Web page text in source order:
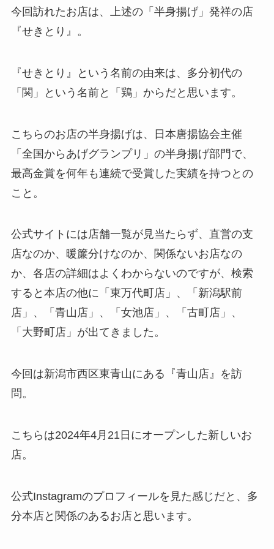
今回訪れたお店は、上述の「半身揚げ」発祥の店
『せきとり』。
『せきとり』という名前の由来は、多分初代の
「関」という名前と「鶏」からだと思います。
こちらのお店の半身揚げは、日本唐揚協会主催
「全国からあげグランプリ」の半身揚げ部門で、
最高金賞を何年も連続で受賞した実績を持つとの
こと。
公式サイトには店舗一覧が見当たらず、直営の支
店なのか、暖簾分けなのか、関係ないお店なの
か、各店の詳細はよくわからないのですが、検索
すると本店の他に「東万代町店」、「新潟駅前
店」、「青山店」、「女池店」、「古町店」、
「大野町店」が出てきました。
今回は新潟市西区東青山にある『青山店』を訪
問。
こちらは2024年4月21日にオープンした新しいお
店。
公式Instagramのプロフィールを見た感じだと、多
分本店と関係のあるお店と思います。